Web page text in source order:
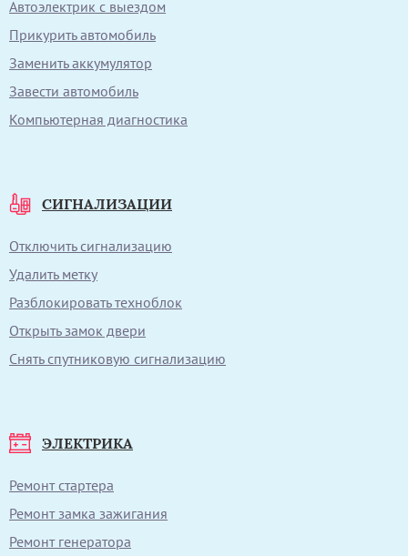
Автоэлектрик с выездом
Прикурить автомобиль
Заменить аккумулятор
Завести автомобиль
Компьютерная диагностика
СИГНАЛИЗАЦИИ
Отключить сигнализацию
Удалить метку
Разблокировать техноблок
Открыть замок двери
Снять спутниковую сигнализацию
ЭЛЕКТРИКА
Ремонт стартера
Ремонт замка зажигания
Ремонт генератора